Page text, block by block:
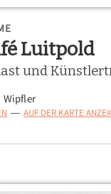
unter
Luitpold
und
Wipfler
— AUF DER KARTE